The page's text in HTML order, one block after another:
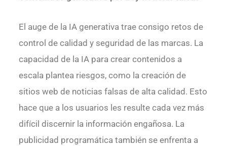
El auge de la IA generativa trae consigo retos de
control de calidad y seguridad de las marcas. La
capacidad de la IA para crear contenidos a
escala plantea riesgos, como la creación de
sitios web de noticias falsas de alta calidad. Esto
hace que a los usuarios les resulte cada vez más
difícil discernir la información engañosa. La
publicidad programática también se enfrenta a